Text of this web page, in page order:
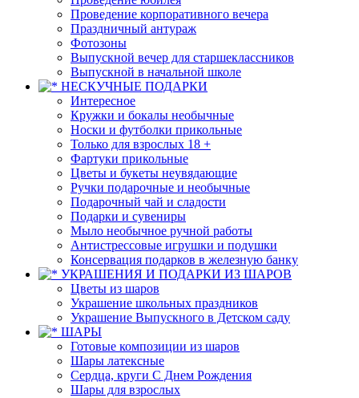
Проведение корпоративного вечера
Праздничный антураж
Фотозоны
Выпускной вечер для старшеклассников
Выпускной в начальной школе
НЕСКУЧНЫЕ ПОДАРКИ
Интересное
Кружки и бокалы необычные
Носки и футболки прикольные
Только для взрослых 18 +
Фартуки прикольные
Цветы и букеты неувядающие
Ручки подарочные и необычные
Подарочный чай и сладости
Подарки и сувениры
Мыло необычное ручной работы
Антистрессовые игрушки и подушки
Консервация подарков в железную банку
УКРАШЕНИЯ И ПОДАРКИ ИЗ ШАРОВ
Цветы из шаров
Украшение школьных праздников
Украшение Выпускного в Детском саду
ШАРЫ
Готовые композиции из шаров
Шары латексные
Сердца, круги С Днем Рождения
Шары для взрослых